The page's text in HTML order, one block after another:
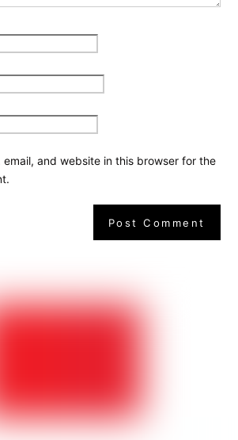
email, and website in this browser for the